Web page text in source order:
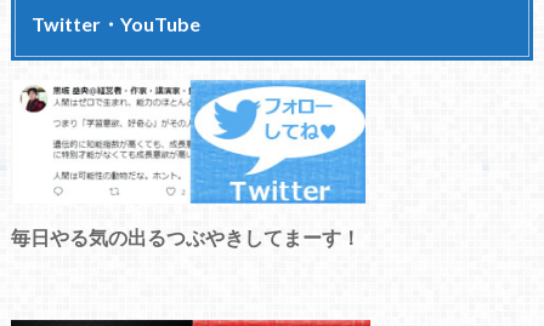
Twitter・YouTube
毎日やる気の出るつぶやきしてまーす！